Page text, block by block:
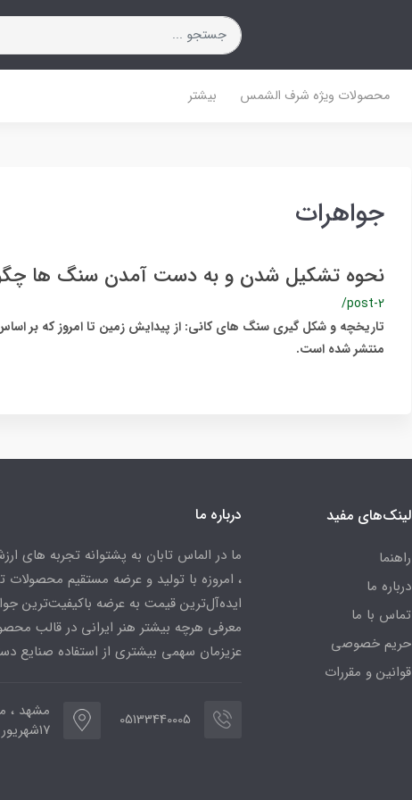
محصولات ویژه شرف الشمس بیشتر
جواهرات
نحوه تشکیل شدن و به دست آمدن سنگ ها
/post-2
تاریخچه و شکل گیری سنگ های کانی: از پیدایش زمین تا امروز که بر
منتشر شده است.
لینک‌های مفید
راهنما
درباره ما
تماس با ما
حریم خصوصی
قوانین و مقررات
درباره ما
ما در الماس تابان به پشتوانه تجربه های
، امروزه با تولید و عرضه مستقیم محصولات
ایده‌آل‌ترین قیمت به عرضه باکیفیت‌ترین
معرفی هرچه بیشتر هنر ایرانی در قالب
عزیزمان سهمی بیشتری از استفاده صنایع
05133440005
۱۷شهریور ، طبقه مثبت دو ، واحد ۷۷۳